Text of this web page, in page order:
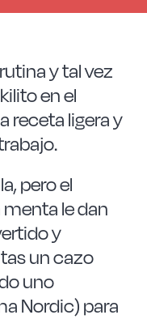
y tal vez
en el
receta ligera y
pero el
le dan
y
un cazo
uno
Nordic) para